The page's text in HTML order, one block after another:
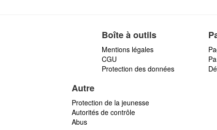
Boîte à outils
Mentions légales
CGU
Protection des données
Autre
Protection de la jeunesse
Autorités de contrôle
Abus